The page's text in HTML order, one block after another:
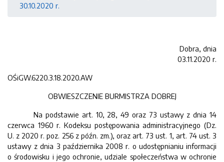
30.10.2020 r.
Dobra, dnia
03.11.2020 r.
OŚiGW.6220.3.18.2020.AW
OBWIESZCZENIE BURMISTRZA DOBREJ
Na podstawie art. 10, 28, 49 oraz 73 ustawy z dnia 14
czerwca 1960 r. Kodeksu postępowania administracyjnego (Dz.
U. z 2020 r. poz. 256 z późn. zm.), oraz art. 73 ust. 1, art. 74 ust. 3
ustawy z dnia 3 października 2008 r. o udostępnianiu informacji
o środowisku i jego ochronie, udziale społeczeństwa w ochronie